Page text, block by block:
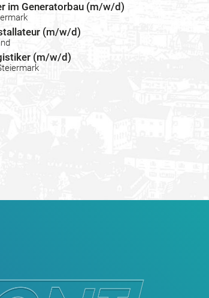
im Generatorbau (m/w/d)
(m/w/d)
(m/w/d)